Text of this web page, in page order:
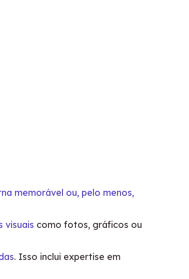
memorável ou, pelo menos,
visuais como fotos, gráficos ou
. Isso inclui expertise em